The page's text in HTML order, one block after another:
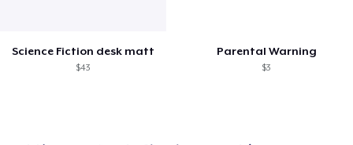
Science Fiction desk matt
$43
Parental Warning
$3